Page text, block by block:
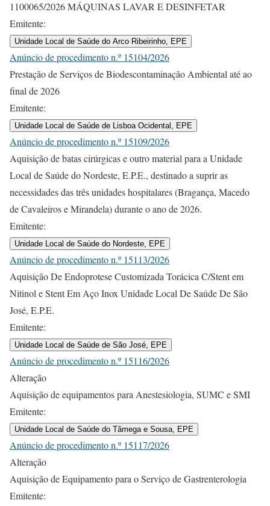
1100065/2026 MÁQUINAS LAVAR E DESINFETAR
Emitente:
Unidade Local de Saúde do Arco Ribeirinho, EPE
Anúncio de procedimento n.º 15104/2026
Prestação de Serviços de Biodescontaminação Ambiental até ao
final de 2026
Emitente:
Unidade Local de Saúde de Lisboa Ocidental, EPE
Anúncio de procedimento n.º 15109/2026
Aquisição de batas cirúrgicas e outro material para a Unidade
Local de Saúde do Nordeste, E.P.E., destinado a suprir as
necessidades das três unidades hospitalares (Bragança, Macedo
de Cavaleiros e Mirandela) durante o ano de 2026.
Emitente:
Unidade Local de Saúde do Nordeste, EPE
Anúncio de procedimento n.º 15113/2026
Aquisição De Endoprotese Customizada Torácica C/Stent em
Nitinol e Stent Em Aço Inox Unidade Local De Saúde De São
José, E.P.E.
Emitente:
Unidade Local de Saúde de São José, EPE
Anúncio de procedimento n.º 15116/2026
Alteração
Aquisição de equipamentos para Anestesiologia, SUMC e SMI
Emitente:
Unidade Local de Saúde do Tâmega e Sousa, EPE
Anúncio de procedimento n.º 15117/2026
Alteração
Aquisição de Equipamento para o Serviço de Gastrenterologia
Emitente: